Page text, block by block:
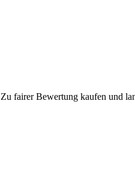
fairer Bewertung kaufen und